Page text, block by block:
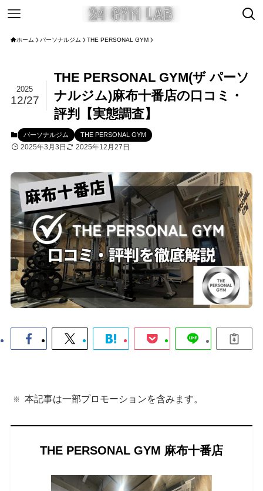
ホーム パーソナルジム THE PERSONAL GYM
THE PERSONAL GYM(ザ パーソ
ナルジム)麻布十番店の口コミ・
評判【実態調査】
2025
12/27
パーソナルジム THE PERSONAL GYM
2025年3月3日 2025年12月27日
本記事は一部プロモーションを含みます。
THE PERSONAL GYM 麻布十番店